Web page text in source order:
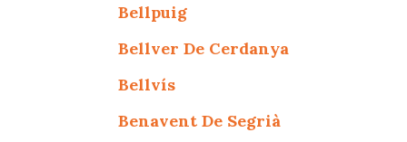
Bellpuig
Bellver De Cerdanya
Bellvís
Benavent De Segrià